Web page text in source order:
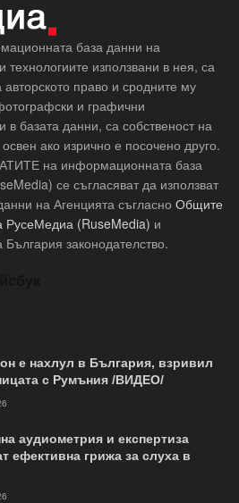
база данни на
използвани в нея, са
право и сродните му
и графични
в базата данни, са собственост на
ако изрично е посочено друго.
на информационната база
се съгласяват да използват
на Агенцията съгласно Общите
РусеМедиа (RuseMedia) и
законодателство.
е нахлул в България, взривил
с Румъния /ВИДЕО/
аудиометрия и експертиза
ефективна грижа за слуха в